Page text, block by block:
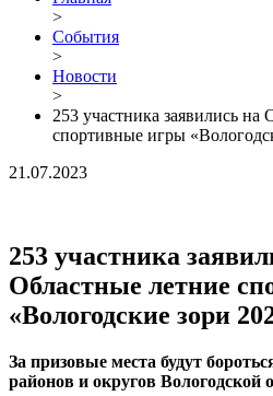
>
События
>
Новости
>
253 участника заявились на
спортивные игры
21.07.2023
253 участника
Областные летние
«Вологодские зори
За призовые места будут
районов и округов Вологодской